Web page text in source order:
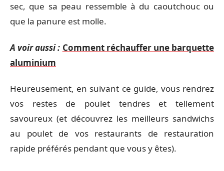
sec, que sa peau ressemble à du caoutchouc ou
que la panure est molle.
A voir aussi : Comment réchauffer une barquette
aluminium
Heureusement, en suivant ce guide, vous rendrez
vos restes de poulet tendres et tellement
savoureux (et découvrez les meilleurs sandwichs
au poulet de vos restaurants de restauration
rapide préférés pendant que vous y êtes).